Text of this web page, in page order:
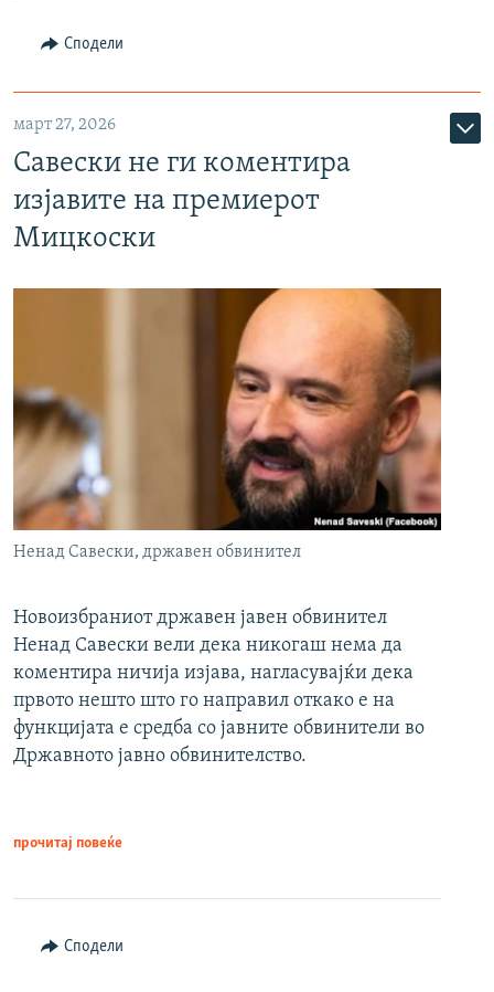
Сподели
март 27, 2026
Савески не ги коментира
изјавите на премиерот
Мицкоски
Ненад Савески, државен обвинител
Новоизбраниот државен јавен обвинител
Ненад Савески вели дека никогаш нема да
коментира ничија изјава, нагласувајќи дека
првото нешто што го направил откако е на
функцијата е средба со јавните обвинители во
Државното јавно обвинителство.
прочитај повеќе
Сподели